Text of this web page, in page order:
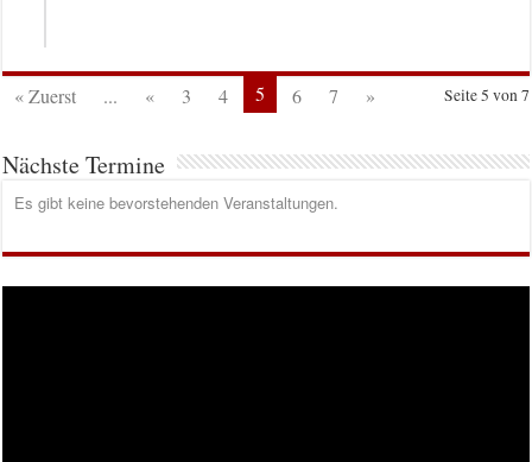
Seite 5 von 7
« Zuerst ... « 3 4 5 6 7 »
Nächste Termine
Es gibt keine bevorstehenden Veranstaltungen.